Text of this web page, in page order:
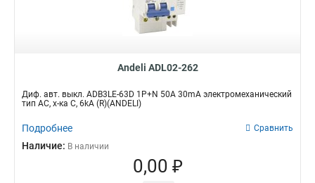
Andeli ADL02-262
Диф. авт. выкл. ADB3LE-63D 1P+N 50А 30mA электромеханический
тип AС, х-ка С, 6kA (R)(ANDELI)
Подробнее Сравнить
Наличие: В наличии
0,00 ₽